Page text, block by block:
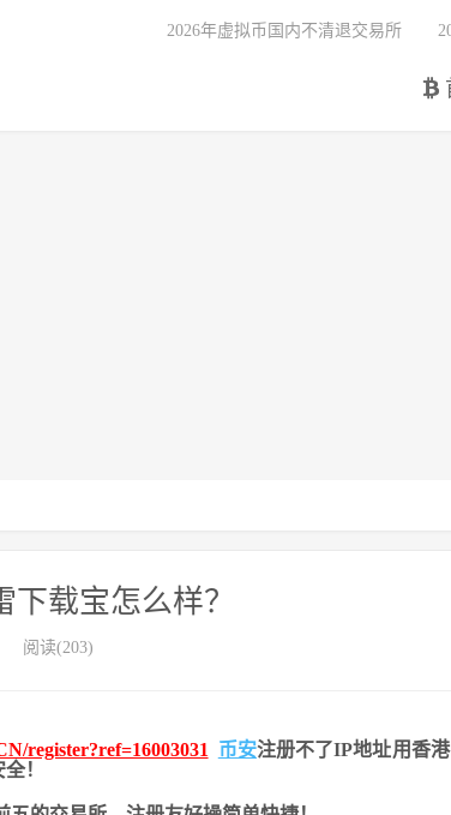
2026年虚拟币国内不清退交易所
载宝怎么样？
阅读(203)
register?ref=16003031 币安注册不了IP地址用香
！